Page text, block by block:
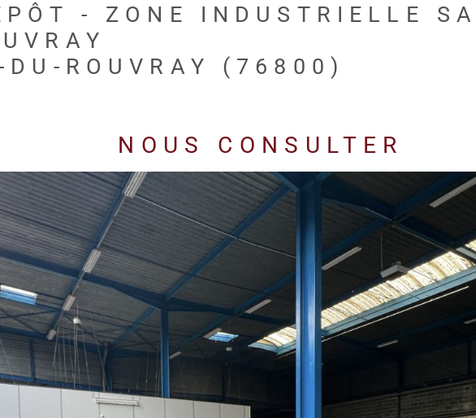
- ZONE INDUSTRIELLE
ROUVRAY (76800)
NOUS CONSULTER